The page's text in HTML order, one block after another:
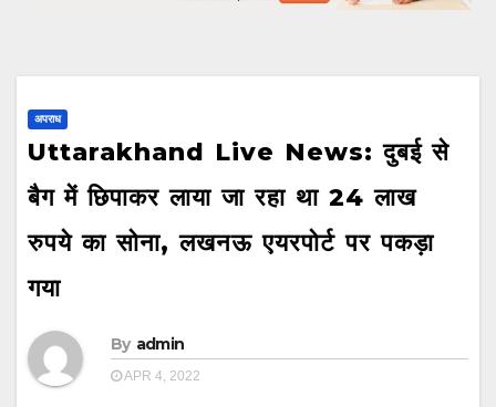
अपराध
Uttarakhand Live News: दुबई से
बैग में छिपाकर लाया जा रहा था 24 लाख
रुपये का सोना, लखनऊ एयरपोर्ट पर पकड़ा
गया
By admin
APR 4, 2022